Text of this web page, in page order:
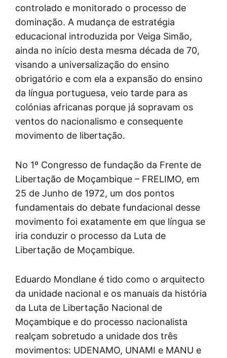
controlado e monitorado o processo de
dominação. A mudança de estratégia
educacional introduzida por Veiga Simão,
ainda no início desta mesma década de 70,
visando a universalização do ensino
obrigatório e com ela a expansão do ensino
da língua portuguesa, veio tarde para as
colónias africanas porque já sopravam os
ventos do nacionalismo e consequente
movimento de libertação.
No 1º Congresso de fundação da Frente de
Libertação de Moçambique – FRELIMO, em
25 de Junho de 1972, um dos pontos
fundamentais do debate fundacional desse
movimento foi exatamente em que língua se
iria conduzir o processo da Luta de
Libertação de Moçambique.
Eduardo Mondlane é tido como o arquitecto
da unidade nacional e os manuais da história
da Luta de Libertação Nacional de
Moçambique e do processo nacionalista
realçam sobretudo a unidade dos três
movimentos: UDENAMO, UNAMI e MANU e